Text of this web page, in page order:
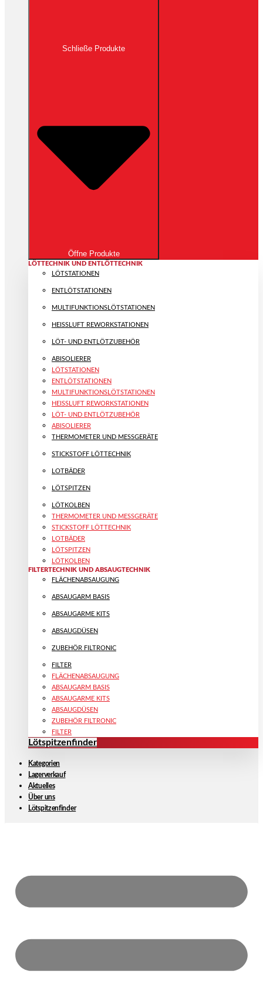
Schließe Produkte
Öffne Produkte
LÖTTECHNIK UND ENTLÖTTECHNIK
LÖTSTATIONEN
ENTLÖTSTATIONEN
MULTIFUNKTIONS­LÖTSTATIONEN
HEISSLUFT REWORKSTATIONEN
LÖT- UND ENTLÖTZUBEHÖR
ABISOLIERER
LÖTSTATIONEN
ENTLÖTSTATIONEN
MULTIFUNKTIONS­LÖTSTATIONEN
HEISSLUFT REWORKSTATIONEN
LÖT- UND ENTLÖTZUBEHÖR
ABISOLIERER
THERMOMETER UND MESSGERÄTE
STICKSTOFF LÖTTECHNIK
LOTBÄDER
LÖTSPITZEN
LÖTKOLBEN
THERMOMETER UND MESSGERÄTE
STICKSTOFF LÖTTECHNIK
LOTBÄDER
LÖTSPITZEN
LÖTKOLBEN
FILTERTECHNIK UND ABSAUGTECHNIK
FLÄCHENABSAUGUNG
ABSAUGARM BASIS
ABSAUGARME KITS
ABSAUGDÜSEN
ZUBEHÖR FILTRONIC
FILTER
FLÄCHENABSAUGUNG
ABSAUGARM BASIS
ABSAUGARME KITS
ABSAUGDÜSEN
ZUBEHÖR FILTRONIC
FILTER
Lötspitzenfinder
Kategorien
Lagerverkauf
Aktuelles
Über uns
Lötspitzenfinder